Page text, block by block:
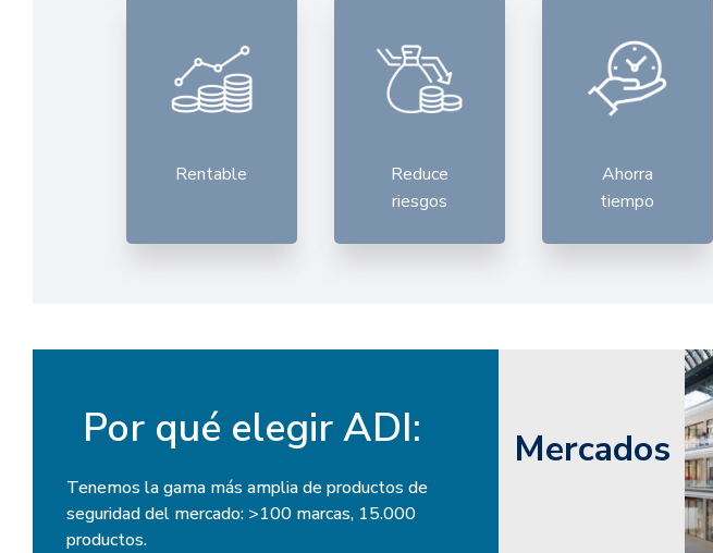
Rentable
Reduce
riesgos
Ahorra
tiempo
Por qué elegir ADI:
Tenemos la gama más amplia de productos de
seguridad del mercado: >100 marcas, 15.000
productos.
Mercados